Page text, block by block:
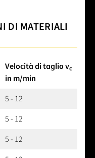
DI MATERIALI
Velocità di taglio vc
in m/min
5 - 12
5 - 12
5 - 12